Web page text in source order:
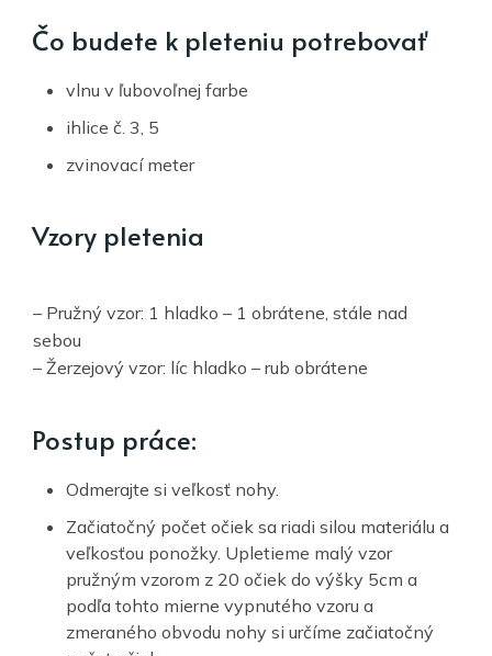
Čo budete k pleteniu potrebovať
vlnu v ľubovoľnej farbe
ihlice č. 3, 5
zvinovací meter
Vzory pletenia
– Pružný vzor: 1 hladko – 1 obrátene, stále nad
sebou
– Žerzejový vzor: líc hladko – rub obrátene
Postup práce:
Odmerajte si veľkosť nohy.
Začiatočný počet očiek sa riadi silou materiálu a
veľkosťou ponožky. Upletieme malý vzor
pružným vzorom z 20 očiek do výšky 5cm a
podľa tohto mierne vypnutého vzoru a
zmeraného obvodu nohy si určíme začiatočný